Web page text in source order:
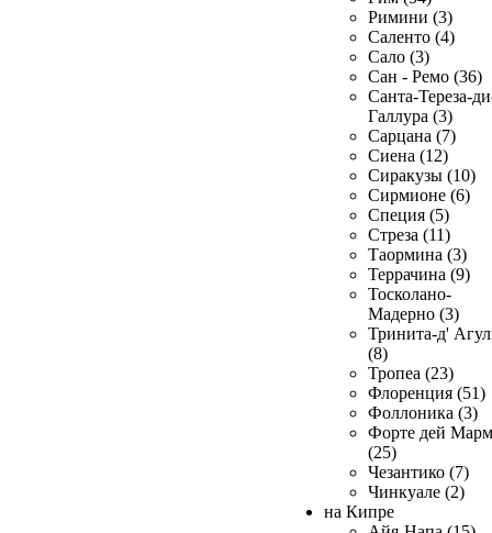
Римини (3)
Саленто (4)
Сало (3)
Сан - Ремо (36)
Санта-Тереза-
Галлура (3)
Сарцана (7)
Сиена (12)
Сиракузы (10)
Сирмионе (6)
Специя (5)
Стреза (11)
Таормина (3)
Террачина (9)
Тосколано-
Мадерно (3)
Тринита-д'
(8)
Тропеа (23)
Флоренция (51)
Фоллоника (3)
Форте дей
(25)
Чезантико (7)
Чинкуале (2)
на Кипре